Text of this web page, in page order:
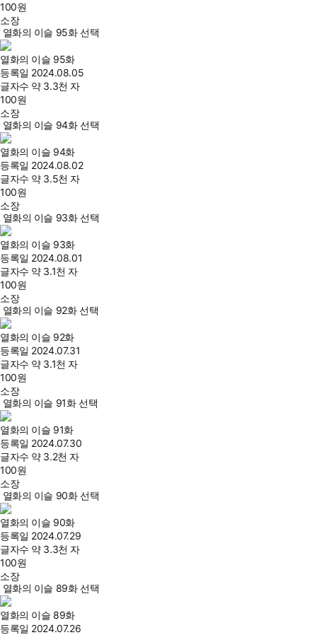
100원
소장
열화의 이슬 95화 선택
열화의 이슬 95화
등록일 2024.08.05
글자수 약 3.3천 자
100원
소장
열화의 이슬 94화 선택
열화의 이슬 94화
등록일 2024.08.02
글자수 약 3.5천 자
100원
소장
열화의 이슬 93화 선택
열화의 이슬 93화
등록일 2024.08.01
글자수 약 3.1천 자
100원
소장
열화의 이슬 92화 선택
열화의 이슬 92화
등록일 2024.07.31
글자수 약 3.1천 자
100원
소장
열화의 이슬 91화 선택
열화의 이슬 91화
등록일 2024.07.30
글자수 약 3.2천 자
100원
소장
열화의 이슬 90화 선택
열화의 이슬 90화
등록일 2024.07.29
글자수 약 3.3천 자
100원
소장
열화의 이슬 89화 선택
열화의 이슬 89화
등록일 2024.07.26